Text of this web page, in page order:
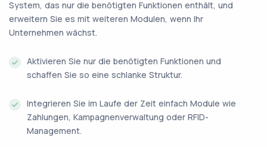
System, das nur die benötigten Funktionen enthält, und
erweitern Sie es mit weiteren Modulen, wenn Ihr
Unternehmen wächst.
Aktivieren Sie nur die benötigten Funktionen und
schaffen Sie so eine schlanke Struktur.
Integrieren Sie im Laufe der Zeit einfach Module wie
Zahlungen, Kampagnenverwaltung oder RFID-
Management.